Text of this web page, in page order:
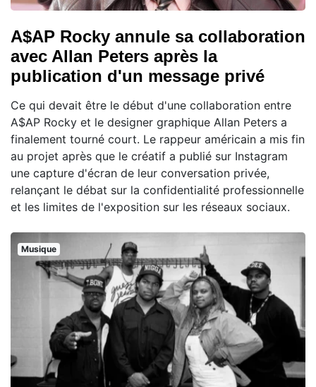
A$AP Rocky annule sa collaboration
avec Allan Peters après la
publication d'un message privé
Ce qui devait être le début d'une collaboration entre
A$AP Rocky et le designer graphique Allan Peters a
finalement tourné court. Le rappeur américain a mis fin
au projet après que le créatif a publié sur Instagram
une capture d'écran de leur conversation privée,
relançant le débat sur la confidentialité professionnelle
et les limites de l'exposition sur les réseaux sociaux.
Musique